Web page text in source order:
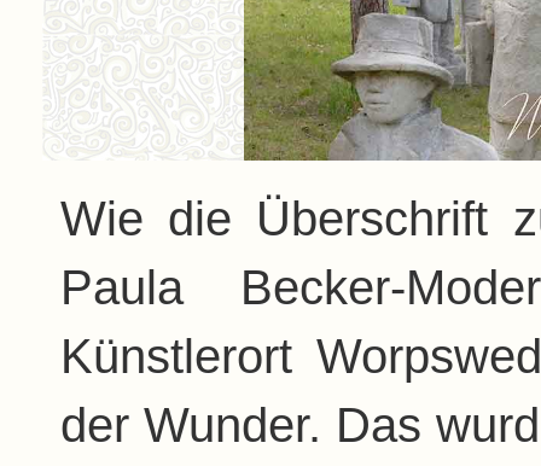
Wie die Überschrift
Paula Becker-
Künstlerort
der Wunder. Das